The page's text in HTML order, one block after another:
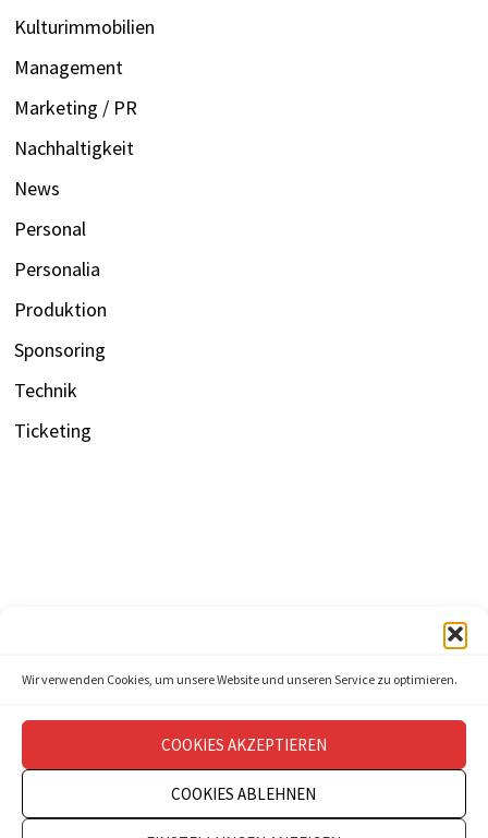
Wir verwenden Cookies, um unsere Website und unseren Service zu optimieren.
COOKIES AKZEPTIEREN
COOKIES ABLEHNEN
Kulturimmobilien
Management
Marketing / PR
Nachhaltigkeit
News
Personal
Personalia
Produktion
Sponsoring
Technik
Ticketing